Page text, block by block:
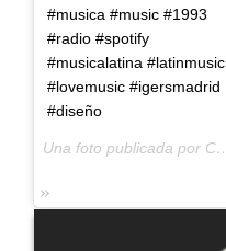
#musica #music #1993
#radio #spotify
#musicalatina #latinmusic
#lovemusic #igersmadrid
#diseño
Una foto publicada por Casa de América (@casamerica) el